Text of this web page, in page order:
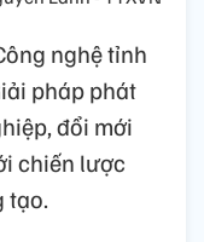
nghệ tỉnh
pháp phát
đổi mới
chiến lược
tạo.